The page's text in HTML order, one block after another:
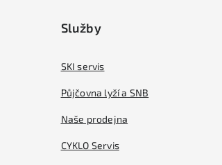
Služby
SKI servis
Půjčovna lyží a SNB
Naše prodejna
CYKLO Servis